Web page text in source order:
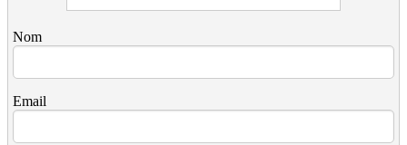
Nom
Email